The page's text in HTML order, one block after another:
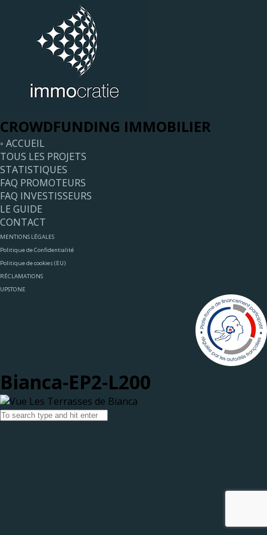
CROWDFUNDING IMMOBILIER
◦ ACCUEIL
TOUS LES PROJETS
STATISTIQUES
FAQ PROMOTEURS
FAQ INVESTISSEURS
LE GUIDE
CONTACT
MENTIONS LÉGALES
Politique de Confidentialité
Politique de cookies (EU)
RÉCLAMATIONS
UPSTONE
Bianca-EP2-L200